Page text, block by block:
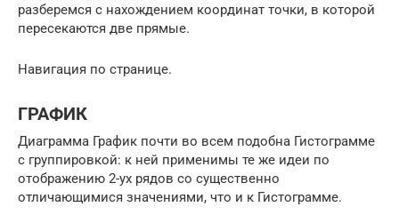
разберемся с нахождением координат точки, в которой
пересекаются две прямые.
Навигация по странице.
ГРАФИК
Диаграмма График почти во всем подобна Гистограмме
с группировкой: к ней применимы те же идеи по
отображению 2-ух рядов со существенно
отличающимися значениями, что и к Гистограмме.